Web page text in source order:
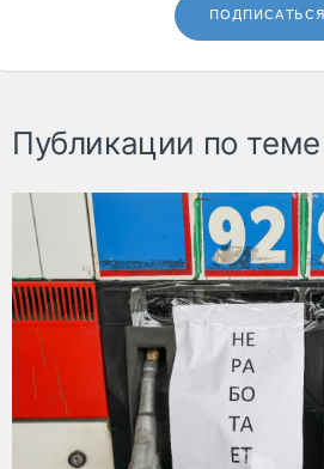
ПОДПИСАТЬСЯ
Публикации по теме